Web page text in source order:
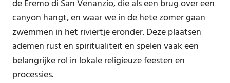
de Eremo di San Venanzio, die als een brug over een
canyon hangt, en waar we in de hete zomer gaan
zwemmen in het riviertje eronder. Deze plaatsen
ademen rust en spiritualiteit en spelen vaak een
belangrijke rol in lokale religieuze feesten en
processies.